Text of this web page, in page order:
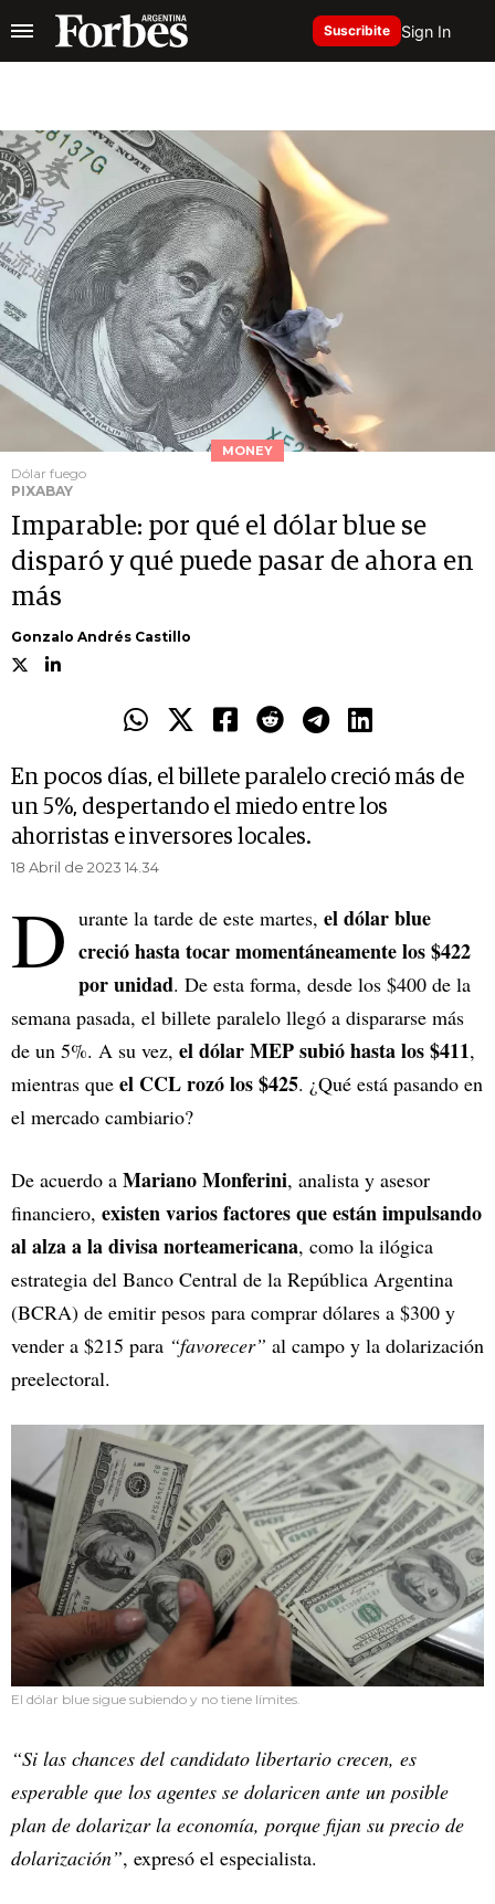
Suscribite Sign In
MONEY
Dólar fuego
PIXABAY
Imparable: por qué el dólar blue se
disparó y qué puede pasar de ahora en
más
Gonzalo Andrés Castillo
En pocos días, el billete paralelo creció más de
un 5%, despertando el miedo entre los
ahorristas e inversores locales.
18 Abril de 2023 14.34
D urante la tarde de este martes, el dólar blue
creció hasta tocar momentáneamente los $422
por unidad. De esta forma, desde los $400 de la
semana pasada, el billete paralelo llegó a dispararse más
de un 5%. A su vez, el dólar MEP subió hasta los $411,
mientras que el CCL rozó los $425. ¿Qué está pasando en
el mercado cambiario?
De acuerdo a Mariano Monferini, analista y asesor
financiero, existen varios factores que están impulsando
al alza a la divisa norteamericana, como la ilógica
estrategia del Banco Central de la República Argentina
(BCRA) de emitir pesos para comprar dólares a $300 y
vender a $215 para “favorecer” al campo y la dolarización
preelectoral.
El dólar blue sigue subiendo y no tiene límites.
“Si las chances del candidato libertario crecen, es
esperable que los agentes se dolaricen ante un posible
plan de dolarizar la economía, porque fijan su precio de
dolarización”, expresó el especialista.